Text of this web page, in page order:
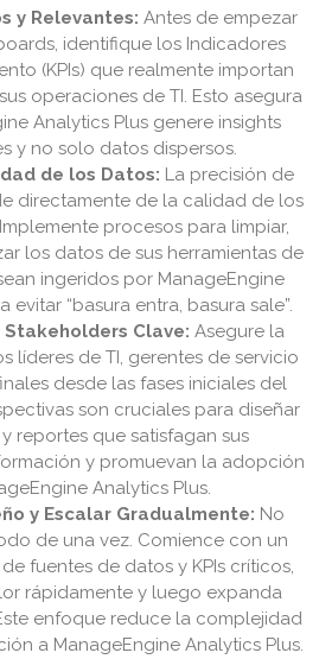
y Relevantes: Antes de empezar
identifique los Indicadores
(KPIs) que realmente importan
operaciones de TI. Esto asegura
Analytics Plus genere insights
y no solo datos dispersos.
de los Datos: La precisión de
directamente de la calidad de los
procesos para limpiar,
los datos de sus herramientas de
ingeridos por ManageEngine
evitar “basura entra, basura sale”.
Clave: Asegure la
líderes de TI, gerentes de servicio
desde las fases iniciales del
son cruciales para diseñar
reportes que satisfagan sus
y promuevan la adopción
Analytics Plus.
y Escalar Gradualmente: No
de una vez. Comience con un
fuentes de datos y KPIs críticos,
rápidamente y luego expanda
enfoque reduce la complejidad
a ManageEngine Analytics Plus.